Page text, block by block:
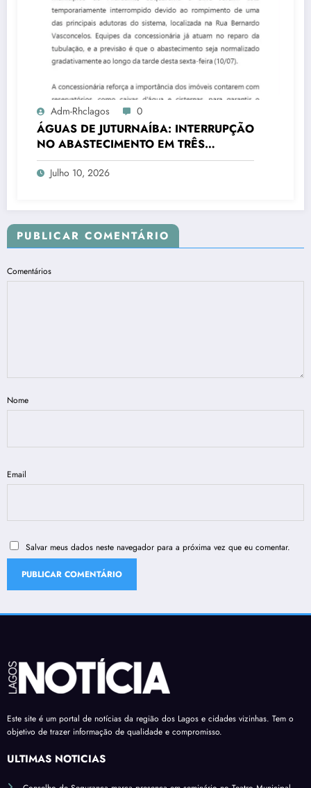
Adm-Rhclagos 0
ÁGUAS DE JUTURNAÍBA: INTERRUPÇÃO
NO ABASTECIMENTO EM TRÊS
CIDADES
Julho 10, 2026
PUBLICAR COMENTÁRIO
Comentários
Nome
Email
Salvar meus dados neste navegador para a próxima vez que eu comentar.
Este site é um portal de notícias da região dos Lagos e cidades vizinhas. Tem o
objetivo de trazer informação de qualidade e compromisso.
ÚLTIMAS NOTÍCIAS